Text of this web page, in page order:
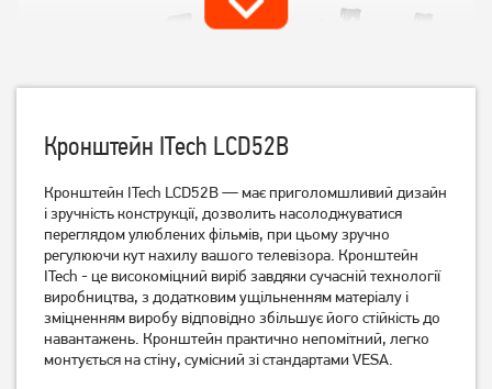
Кронштейн ITech LCD522B
439грн
Кронштейн ITech PB2T
379грн
Кронштейн ITech LCD52B
Кронштейн ITech LCD52B — має приголомшливий дизайн
і зручність конструкції, дозволить насолоджуватися
переглядом улюблених фільмів, при цьому зручно
регулюючи кут нахилу вашого телевізора. Кронштейн
ITech - це високоміцний виріб завдяки сучасній технології
виробництва, з додатковим ущільненням матеріалу і
зміцненням виробу відповідно збільшує його стійкість до
навантажень. Кронштейн практично непомітний, легко
монтується на стіну, сумісний зі стандартами VESA.